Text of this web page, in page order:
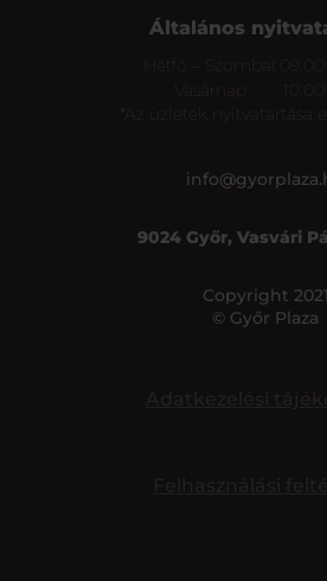
Általános
*Az üzletek nyitvatartása
9024 Győr, Vasvári
Copyright 2021
© Győr Plaza